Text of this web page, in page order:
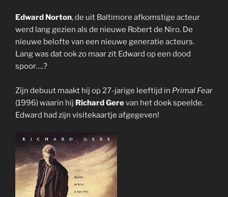
Edward Norton, de uit Baltimore afkomstige acteur
werd lang gezien als de nieuwe Robert de Niro. De
nieuwe belofte van een nieuwe generatie acteurs.
Lang was dat ook zo maar zit Edward op een dood
spoor….?
Zijn debuut maakt hij op 27-jarige leeftijd in Primal Fear
(1996) waarin hij Richard Gerevan het doek speelde.
Edward had zijn visitekaartje afgegeven!